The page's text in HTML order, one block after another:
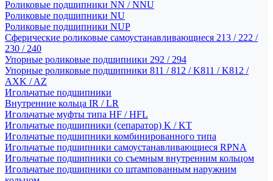
Роликовые подшипники NN / NNU
Роликовые подшипники NU
Роликовые подшипники NUP
Сферические роликовые самоустанавливающиеся 213 / 222 /
230 / 240
Упорные роликовые подшипники 292 / 294
Упорные роликовые подшипники 811 / 812 / K811 / K812 /
AXK / AZ
Игольчатые подшипники
Внутренние кольца IR / LR
Игольчатые муфты типа HF / HFL
Игольчатые подшипники (сепаратор) K / KT
Игольчатые подшипники комбинированного типа
Игольчатые подшипники самоустанавливающиеся RPNA
Игольчатые подшипники со съемным внутренним кольцом
Игольчатые подшипники со штампованным наружним